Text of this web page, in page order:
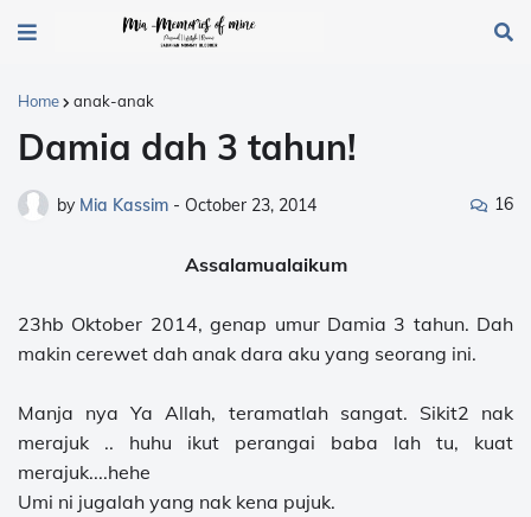
Home anak-anak
Damia dah 3 tahun!
by Mia Kassim - October 23, 2014 16
Assalamualaikum
23hb Oktober 2014, genap umur Damia 3 tahun. Dah
makin cerewet dah anak dara aku yang seorang ini.
Manja nya Ya Allah, teramatlah sangat. Sikit2 nak
merajuk .. huhu ikut perangai baba lah tu, kuat
merajuk....hehe
Umi ni jugalah yang nak kena pujuk.